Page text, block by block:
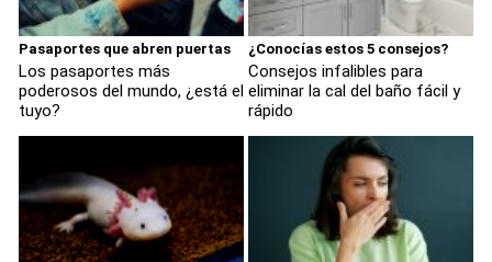
Pasaportes que abren puertas
Los pasaportes más
poderosos del mundo, ¿está el
tuyo?
¿Conocías estos 5 consejos?
Consejos infalibles para
eliminar la cal del baño fácil y
rápido